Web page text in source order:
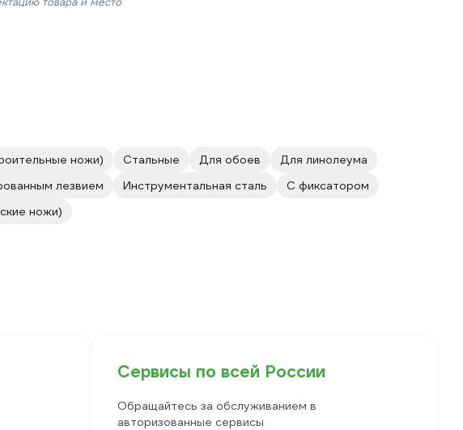
ножи) Стальные Для обоев
Для линолеума
лезвием Инструментальная сталь
С фиксатором
ножи)
Сервисы по всей России
Обращайтесь за обслуживанием в
авторизованные сервисы